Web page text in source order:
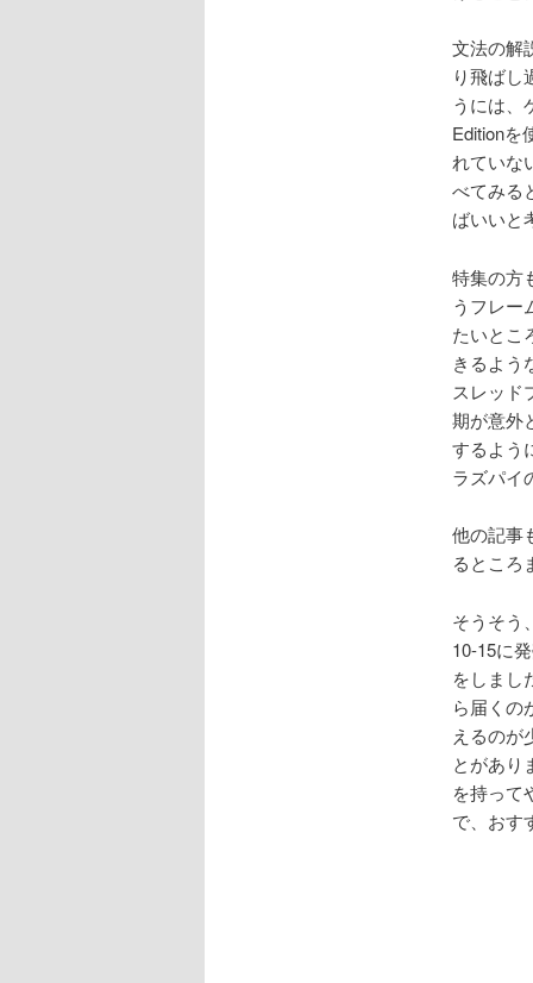
文法の解
り飛ばし
うには、
Editionを
れていな
べてみる
ばいいと
特集の方
うフレー
たいとこ
きるよう
スレッド
期が意外
するよう
ラズパイ
他の記事
るところ
そうそう
10-15に
をしまし
ら届くの
えるのが
とがあり
を持って
で、おす